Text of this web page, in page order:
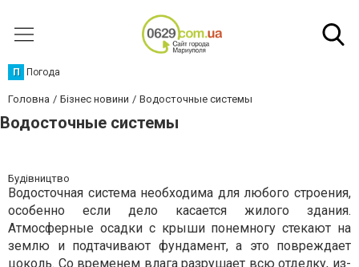
П Погода
Головна Бізнес новини Водосточные системы
Водосточные системы
Будівництво
Водосточная система необходима для любого строения,
особенно если дело касается жилого здания.
Атмосферные осадки с крыши понемногу стекают на
землю и подтачивают фундамент, а это повреждает
цоколь. Со временем влага разрушает всю отделку, из-